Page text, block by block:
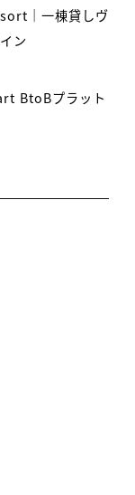
｜一棟貸しヴ
ン
BtoBプラット